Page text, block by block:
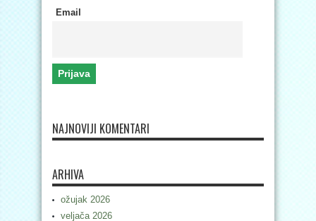
Email
NAJNOVIJI KOMENTARI
ARHIVA
ožujak 2026
veljača 2026